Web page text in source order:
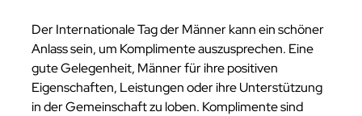
Der Internationale Tag der Männer kann ein schöner
Anlass sein, um Komplimente auszusprechen. Eine
gute Gelegenheit, Männer für ihre positiven
Eigenschaften, Leistungen oder ihre Unterstützung
in der Gemeinschaft zu loben. Komplimente sind